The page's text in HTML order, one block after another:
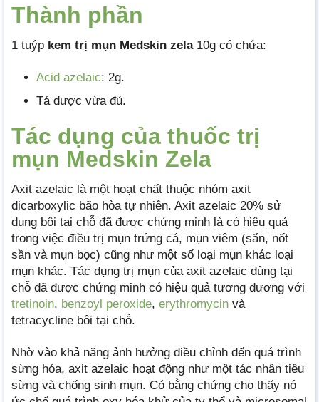
Thành phần
1 tuýp kem trị mụn Medskin zela10g có chứa:
Acid azelaic: 2g.
Tá dược vừa đủ.
Tác dụng của thuốc trị
mụn Medskin Zela
Axit azelaic là một hoạt chất thuộc nhóm axit
dicarboxylic bão hòa tự nhiên. Axit azelaic 20% sử
dụng bôi tại chỗ đã được chứng minh là có hiệu quả
trong việc điều trị mụn trứng cá, mụn viêm (sẩn, nốt
sần và mụn bọc) cũng như một số loại mụn khác loại
mụn khác. Tác dụng trị mụn của axit azelaic dùng tại
chỗ đã được chứng minh có hiệu quả tương đương với
tretinoin, benzoyl peroxide, erythromycin và
tetracycline bôi tại chỗ.
Nhờ vào khả năng ảnh hưởng điều chỉnh đến quá trình
sừng hóa, axit azelaic hoạt động như một tác nhân tiêu
sừng và chống sinh mụn. Có bằng chứng cho thấy nó